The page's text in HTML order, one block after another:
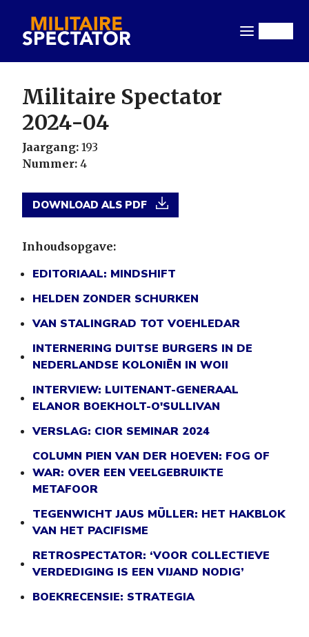
naar
gaanMilitaire Spectator
2024-04
Jaargang: 193
Nummer: 4
DOWNLOAD ALS PDF
Inhoudsopgave:
EDITORIAAL: MINDSHIFT
HELDEN ZONDER SCHURKEN
VAN STALINGRAD TOT VOEHLEDAR
INTERNERING DUITSE BURGERS IN DE
NEDERLANDSE KOLONIËN IN WOII
INTERVIEW: LUITENANT-GENERAAL
ELANOR BOEKHOLT-O'SULLIVAN
VERSLAG: CIOR SEMINAR 2024
COLUMN PIEN VAN DER HOEVEN: FOG OF
WAR: OVER EEN VEELGEBRUIKTE
METAFOOR
TEGENWICHT JAUS MÜLLER: HET HAKBLOK
VAN HET PACIFISME
RETROSPECTATOR: ‘VOOR COLLECTIEVE
VERDEDIGING IS EEN VIJAND NODIG’
BOEKRECENSIE: STRATEGIA